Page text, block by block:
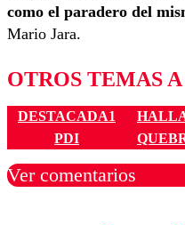
como el paradero del
Mario Jara.
OTROS TEMAS
DESTACADA1
PDI
Ver comentarios